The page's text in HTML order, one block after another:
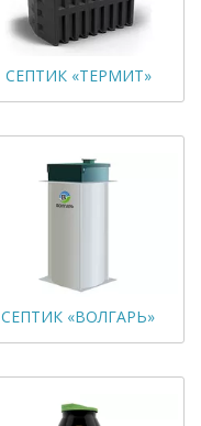
СЕПТИК «ТЕРМИТ»
СЕПТИК «ВОЛГАРЬ»